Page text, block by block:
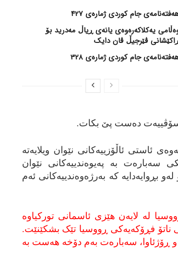
جام کوردی ژمارەی 427
یەکلاکەرەوەی یانەی ڕیاڵ مەدرید بۆ
ڤێرجیڵ ڤان دایک
جام کوردی ژمارەی 328
سۆڤییه‌ت ده‌ست پێ بکات.
ئاستی ئاڵۆزییه‌کانی نێوان ویلایه‌ته‌
سه‌باره‌ت به‌ په‌یوه‌ندییه‌کانی نێوان
بڕوایه‌دایه‌ که‌ به‌رژه‌وه‌ندییه‌کانی ئه‌م
له‌ لایه‌ن هێزی ئاسمانی تورکیاوه‌
ناتۆ فڕۆکه‌یه‌کی ڕووسیا تێک بشکێنێت.
ڕۆژئاوا، سه‌باره‌ت به‌م دۆخه‌ هه‌ست به‌